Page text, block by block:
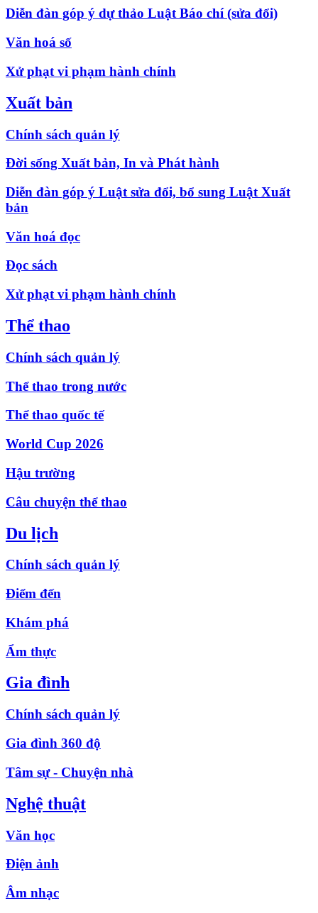
Diễn đàn góp ý dự thảo Luật Báo chí (sửa đổi)
Văn hoá số
Xử phạt vi phạm hành chính
Xuất bản
Chính sách quản lý
Đời sống Xuất bản, In và Phát hành
Diễn đàn góp ý Luật sửa đổi, bổ sung Luật Xuất
bản
Văn hoá đọc
Đọc sách
Xử phạt vi phạm hành chính
Thể thao
Chính sách quản lý
Thể thao trong nước
Thể thao quốc tế
World Cup 2026
Hậu trường
Câu chuyện thể thao
Du lịch
Chính sách quản lý
Điểm đến
Khám phá
Ẩm thực
Gia đình
Chính sách quản lý
Gia đình 360 độ
Tâm sự - Chuyện nhà
Nghệ thuật
Văn học
Điện ảnh
Âm nhạc